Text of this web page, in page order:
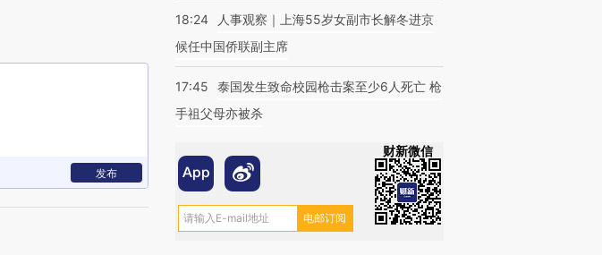
发布
18:24
人事观察｜上海55岁女副市长解冬进京
候任中国侨联副主席
17:45
泰国发生致命校园枪击案至少6人死亡 枪
手祖父母亦被杀
财新微信